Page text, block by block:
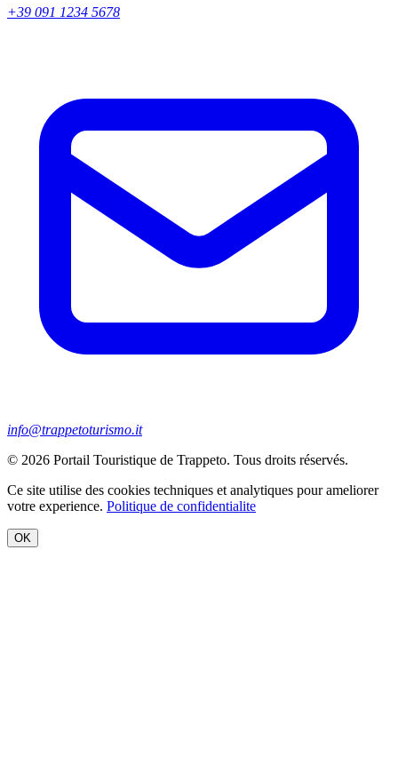
+39 091 1234 5678
info@trappetoturismo.it
© 2026 Portail Touristique de Trappeto. Tous droits réservés.
Ce site utilise des cookies techniques et analytiques pour ameliorer
votre experience. Politique de confidentialite
OK